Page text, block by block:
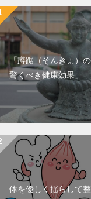
「蹲踞（そんきょ）
驚くべき健康効果」
体を優しく揺らして